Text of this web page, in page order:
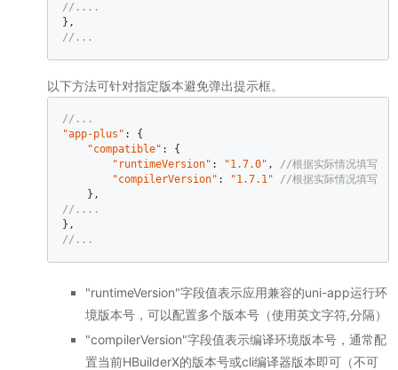
//....
//...
以下方法可针对指定版本避免弹出提示框。
//...
"app-plus" : {
"compatible" : {
"runtimeVersion" : "1.7.0" , //根据实际情况填写
"compilerVersion" : "1.7.1"
//根据实际情况填写
//....
//...
"runtimeVersion"字段值表示应用兼容的uni-app运行环
境版本号，可以配置多个版本号（使用英文字符,分隔）
"compilerVersion"字段值表示编译环境版本号，通常配
置当前HBuilderX的版本号或cli编译器版本即可（不可